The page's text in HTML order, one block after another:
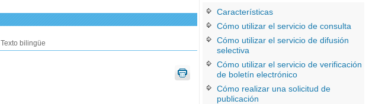
Texto bilingüe
Características
Cómo utilizar el servicio de consulta
Cómo utilizar el servicio de difusión
selectiva
Cómo utilizar el servicio de verificación
de boletín electrónico
Cómo realizar una solicitud de
publicación